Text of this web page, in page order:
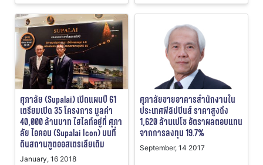
ศุภาลัย (Supalai) เปิดแผนปี 61
เตรียมเปิด 35 โครงการ มูลค่า
40,000 ล้านบาท ไฮไลท์อยู่ที่ ศุภา
ลัย ไอคอน (Supalai Icon) บนที่
ดินสถานฑูตออสเตรเลียเดิม
January, 16 2018
ศุภาลัยขายอาคารสำนักงานใน
ประเทศฟิลิปปินส์ ราคาสูงถึง
1,620 ล้านเปโซ อัตราผลตอบแทน
จากการลงทุน 19.7%
September, 14 2017